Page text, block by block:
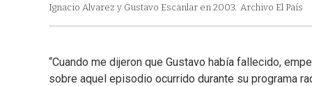
Ignacio Alvarez y Gustavo Escanlar en 2003. Archivo El País
“Cuando me dijeron que Gustavo había fallecido,
sobre aquel episodio ocurrido durante su programa